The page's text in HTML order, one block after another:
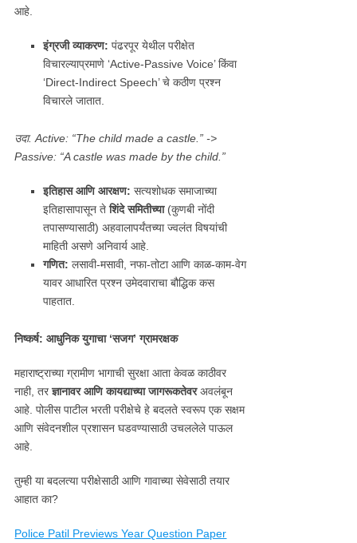
आहे.
इंग्रजी व्याकरण: पंढरपूर येथील परीक्षेत
विचारल्याप्रमाणे ‘Active-Passive Voice’ किंवा
‘Direct-Indirect Speech’ चे कठीण प्रश्न
विचारले जातात.
उदा. Active: “The child made a castle.” ->
Passive: “A castle was made by the child.”
इतिहास आणि आरक्षण: सत्यशोधक समाजाच्या
इतिहासापासून तेशिंदे समितीच्या(कुणबी नोंदी
तपासण्यासाठी) अहवालापर्यंतच्या ज्वलंत विषयांची
माहिती असणे अनिवार्य आहे.
गणित: लसावी-मसावी, नफा-तोटा आणि काळ-काम-वेग
यावर आधारित प्रश्न उमेदवाराचा बौद्धिक कस
पाहतात.
निष्कर्ष: आधुनिक युगाचा ‘सजग’ग्रामरक्षक
महाराष्ट्राच्या ग्रामीण भागाची सुरक्षा आता केवळ काठीवर
नाही, तरज्ञानावर आणि कायद्याच्या जागरूकतेवरअवलंबून
आहे. पोलीस पाटील भरती परीक्षेचे हे बदलते स्वरूप एक सक्षम
आणि संवेदनशील प्रशासन घडवण्यासाठी उचललेले पाऊल
आहे.
तुम्ही या बदलत्या परीक्षेसाठी आणि गावाच्या सेवेसाठी तयार
आहात का?
Police Patil Previews Year Question Paper